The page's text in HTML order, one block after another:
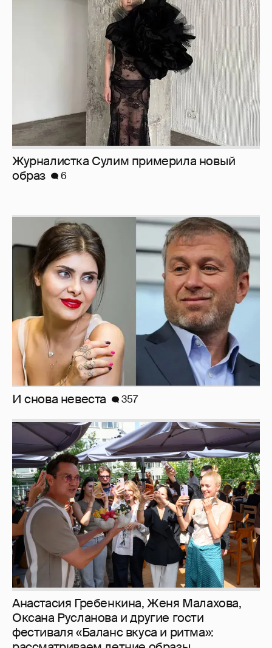
Журналистка Сулим примерила новый
И снова невеста 357
Анастасия Гребенкина, Женя Малахова,
Оксана Русланова и другие гости
фестиваля «Баланс вкуса и ритма»:
рассматриваем летние образы